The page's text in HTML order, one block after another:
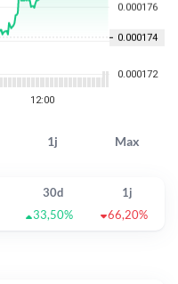
1j Max
30d
1j
33,50% 66,20%